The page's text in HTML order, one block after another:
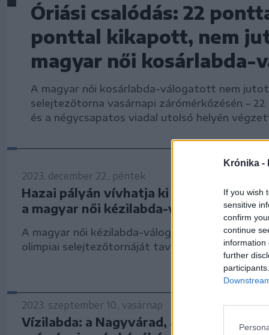
Krónika -
If you wish
sensitive
confirm
continue
information
further
Óriási csalódás: 22
ponttal kikapott, nem
magyar női kosárlabda-
A magyar női kosárlabda-válogatott nem
selejtezőtorna vasárnapi zárómérkőzésén –
és a négycsapatos viadal utolsó helyén
2023. december 22., péntek
Hazai pályán vívhatja ki az olimpiai
a magyar női kézilabda-válogatott
A magyar női kézilabda-válogatott
olimpiai selejtezőtornáját tavasszal.
2023. szeptember 10., vasárnap
Vízilabda: a Nagyvárad, a Honvéd és az